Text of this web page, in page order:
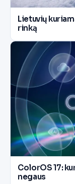
Lietuvių
rinką
ColorOS 17:
negaus